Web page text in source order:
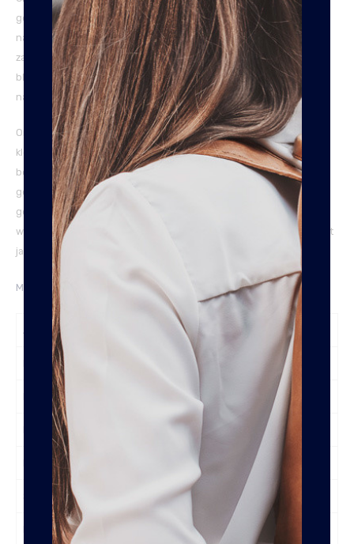
gekleurd met aniline kleurstoffen, welke geïmpregneerd zijn met
natuurlijke oliën en wassen in plaats van verf en pigmenten. Deze
zachte afwerking zorgt ervoor dat de stoffen niet op de huid
blijven liggen, maar in de poriën van de huid trekken waardoor de
natuurlijke vintagelook ontstaat.
Omdat deze leersoort alleen met was wordt bewerkt en niet met
kleur wordt gespoten, is het een erg duurzaam product en
behoudt het zijn kwaliteit en kleur. Wax Pull Up leer wordt
gekenmerkt door een zachte en soepelere structuur. Eventuele
gebruikssporen kun je makkelijk wegwrijven door de speciale
wax behandeling die de tas heeft ondergaan. Zo blijft het product
jarenlang als nieuw.
Meer uitleg over onze leersoorten vindt je hier.
Afneembare Schouderband
Breedte
Lengte
Hoogte
Inhoud
Sluiting Hoofdvak Overslag Druksluiting
Ritsvakken Voorzijde